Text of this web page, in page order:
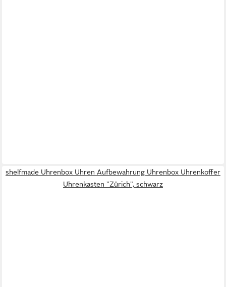
shelfmade Uhrenbox Uhren Aufbewahrung Uhrenbox Uhrenkoffer
Uhrenkasten "Zürich", schwarz